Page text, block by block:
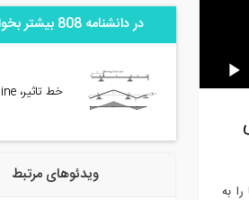
به
در دانشنامه 808 بیشتر بخوانید ...
خط تاثیر، Influence line
ویدئوهای مرتبط